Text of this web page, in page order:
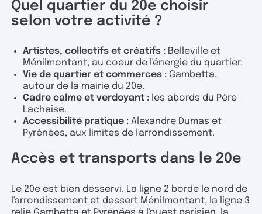
Quel quartier du 20e choisir
selon votre activité ?
Artistes, collectifs et créatifs : Belleville et
Ménilmontant, au coeur de l'énergie du quartier.
Vie de quartier et commerces : Gambetta,
autour de la mairie du 20e.
Cadre calme et verdoyant : les abords du Père-
Lachaise.
Accessibilité pratique : Alexandre Dumas et
Pyrénées, aux limites de l'arrondissement.
Accès et transports dans le 20e
Le 20e est bien desservi. La ligne 2 borde le nord de
l'arrondissement et dessert Ménilmontant, la ligne 3